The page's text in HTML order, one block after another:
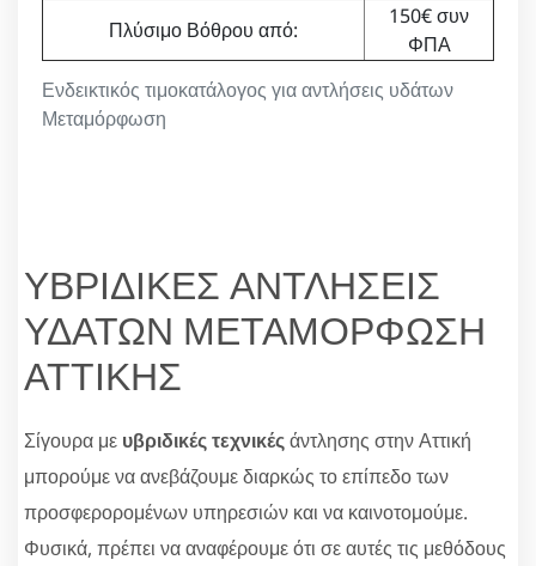
Ενδεικτικός τιμοκατάλογος για αντλήσεις υδάτων
Μεταμόρφωση
Πλύσιμο Βόθρου από:
150€ συν
ΦΠΑ
ΥΒΡΙΔΙΚΕΣ ΑΝΤΛΗΣΕΙΣ
ΥΔΑΤΩΝ ΜΕΤΑΜΟΡΦΩΣΗ
ΑΤΤΙΚΗΣ
Σίγουρα με υβριδικές τεχνικέςάντλησης στην Αττική
μπορούμε να ανεβάζουμε διαρκώς το επίπεδο των
προσφερορομένων υπηρεσιών και να καινοτομούμε.
Φυσικά, πρέπει να αναφέρουμε ότι σε αυτές τις μεθόδους